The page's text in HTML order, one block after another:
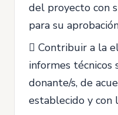
del proyecto con
para su
 Contribuir a la
informes técnicos
donante/s, de
establecido y con